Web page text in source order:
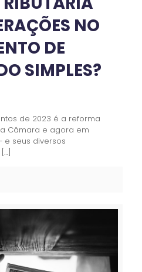
NO
DE
SIMPLES?
de 2023 é a reforma
Câmara e agora em
e seus diversos
[…]